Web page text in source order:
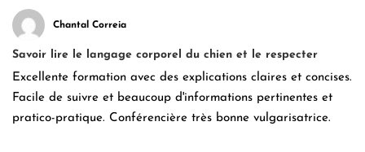
Chantal Correia
Savoir lire le langage corporel du chien et le respecter
Excellente formation avec des explications claires et concises.
Facile de suivre et beaucoup d'informations pertinentes et
pratico-pratique. Conférencière très bonne vulgarisatrice.